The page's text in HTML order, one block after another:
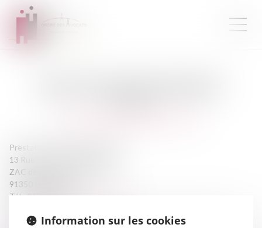
Prestation de serment :
13 Rue Jean-Jacques Rousseau
ZAC des Radars Bâtiment C
91350 GRIGNY
Tél :0683077249
Information sur les cookies